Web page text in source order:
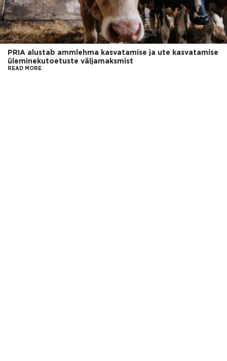
PRIA alustab ammlehma kasvatamise ja ute kasvatamise
üleminekutoetuste väljamaksmist
READ MORE